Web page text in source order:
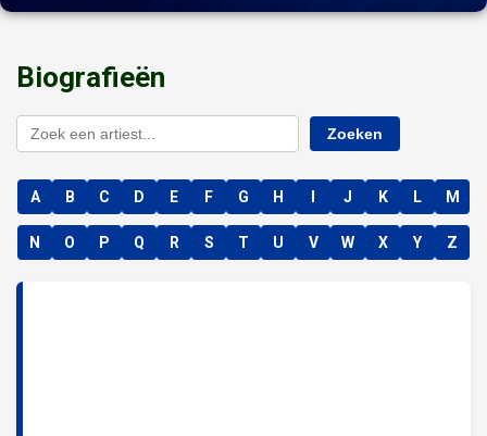
Biografieën
Zoeken
A B C D E F G H J K L M
N O P Q R S T U V W X Y Z